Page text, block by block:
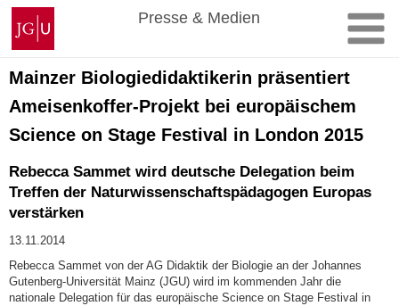
Zum
Inhalt
springen
Johannes
Gutenberg-
Universität
Mainz
Presse & Medien
Mainzer Biologiedidaktikerin präsentiert
Ameisenkoffer-Projekt bei europäischem
Science on Stage Festival in London 2015
Rebecca Sammet wird deutsche Delegation beim
Treffen der Naturwissenschaftspädagogen Europas
verstärken
13.11.2014
Rebecca Sammet von der AG Didaktik der Biologie an der Johannes
Gutenberg-Universität Mainz (JGU) wird im kommenden Jahr die
nationale Delegation für das europäische Science on Stage Festival in